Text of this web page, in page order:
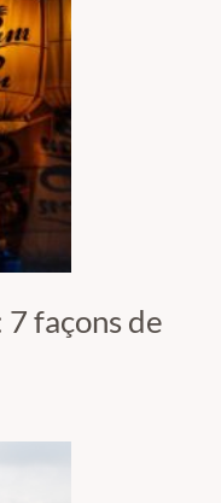
façons de